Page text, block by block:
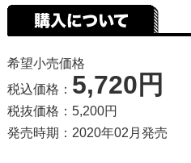
希望小売価格
税込価格： 5,720円
税抜価格：5,200円
発売時期：2020年02月発売